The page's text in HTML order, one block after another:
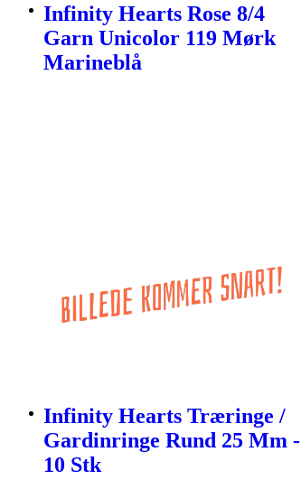
Infinity Hearts Rose 8/4
Garn Unicolor 119 Mørk
Marineblå
Infinity Hearts Træringe /
Gardinringe Rund 25 Mm -
10 Stk